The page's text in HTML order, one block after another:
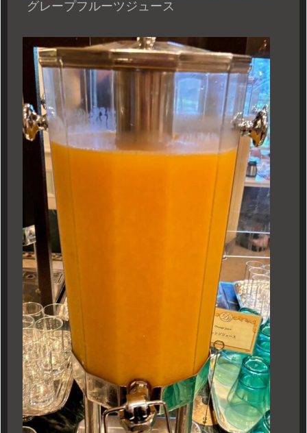
グレープフルーツジュース